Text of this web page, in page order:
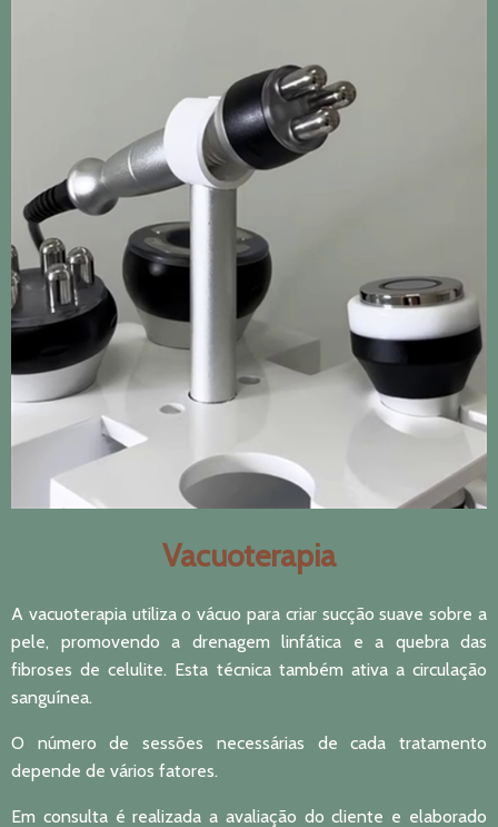
Vacuoterapia
A vacuoterapia utiliza o vácuo para criar sucção suave sobre a
pele, promovendo a drenagem linfática e a quebra das
fibroses de celulite. Esta técnica também ativa a circulação
sanguínea.
O número de sessões necessárias de cada tratamento
depende de vários fatores.
Em consulta é realizada a avaliação do cliente e elaborado